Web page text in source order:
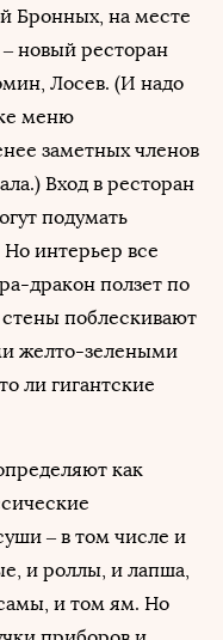
Бронных, на месте
новый ресторан
Лосев. (И надо
меню
заметных членов
Вход в ресторан
подумать
интерьер все
дракон ползет по
поблескивают
желто-зелеными
ли гигантские
как
– в том числе и
и роллы, и лапша,
и том ям. Но